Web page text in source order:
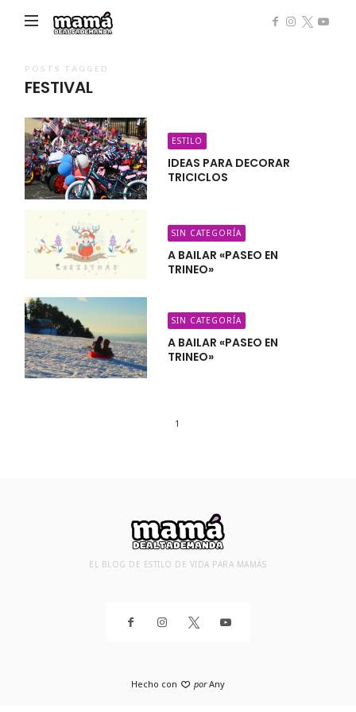
POSTS TAGGED
FESTIVAL
ESTILO
IDEAS PARA DECORAR
TRICICLOS
SIN CATEGORÍA
A BAILAR «PASEO EN
TRINEO»
SIN CATEGORÍA
A BAILAR «PASEO EN
TRINEO»
1
EL BLOG DE ESTILO DE VIDA PARA MAMÁS
Hecho con porAny